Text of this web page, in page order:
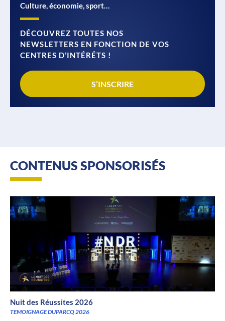
Culture, économie, sport…
DÉCOUVREZ TOUTES NOS
NEWSLETTERS EN FONCTION DE VOS
CENTRES D’INTÉRÉTS !
S’INSCRIRE
CONTENUS SPONSORISÉS
Nuit des Réussites 2026
TEMOIGNAGE DUPARCQ 2026